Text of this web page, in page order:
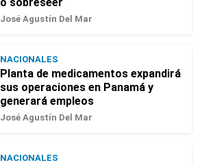
José Agustín Del Mar
NACIONALES
Planta de medicamentos expandirá
sus operaciones en Panamá y
generará empleos
José Agustín Del Mar
NACIONALES